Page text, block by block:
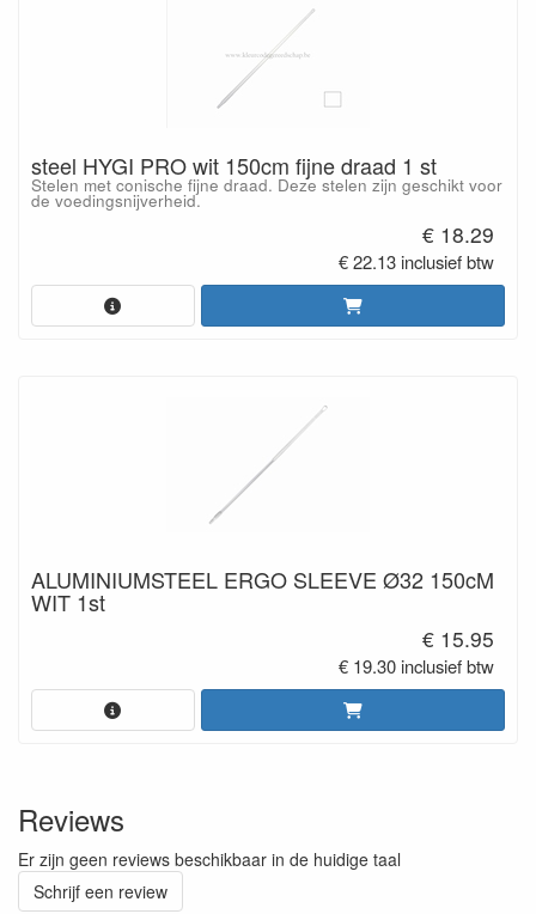
steel HYGI PRO wit 150cm fijne draad 1 st
Stelen met conische fijne draad. Deze stelen zijn geschikt voor
de voedingsnijverheid.
€ 18.29
€ 22.13 inclusief btw
ALUMINIUMSTEEL ERGO SLEEVE Ø32 150cM
WIT 1st
€ 15.95
€ 19.30 inclusief btw
Reviews
Er zijn geen reviews beschikbaar in de huidige taal
Schrijf een review